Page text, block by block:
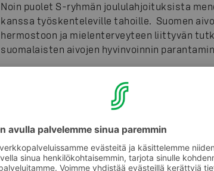
Noin puolet S-ryhmän joululahjoituksista
kanssa työskenteleville tahoille. Suomen
hermostoon ja mielenterveyteen liittyvän
suomalaisten aivojen hyvinvoinnin
Jaatinen – vammaisperheiden
toimintaan Suomen vammaisten lasten ja
tukea käytetään kamerunilaisten
Sairaalaklovnien artistit kiertävät
omaisiaan. Klovnit vierailevat kaikissa
klovnikiertuepäiviä on kymmenen ja